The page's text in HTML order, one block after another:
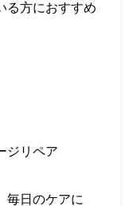
る方におすすめ
ジリペア
毎日のケアに